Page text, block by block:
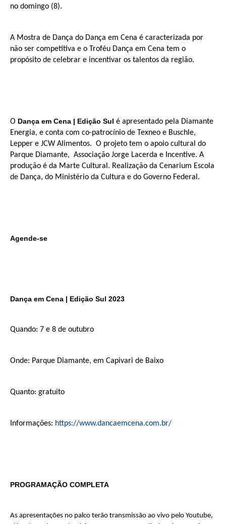
no domingo (8).
A Mostra de Dança do Dança em Cena é caracterizada por
não ser competitiva e o Troféu Dança em Cena tem o
propósito de celebrar e incentivar os talentos da região.
O Dança em Cena | Edição Sul é apresentado pela Diamante
Energia, e conta com co-patrocínio de Texneo e Buschle,
Lepper e JCW Alimentos. O projeto tem o apoio cultural do
Parque Diamante, Associação Jorge Lacerda e Incentive. A
produção é da Marte Cultural. Realização da Cenarium Escola
de Dança, do Ministério da Cultura e do Governo Federal.
Agende-se
Dança em Cena | Edição Sul 2023
Quando: 7 e 8 de outubro
Onde: Parque Diamante, em Capivari de Baixo
Quanto: gratuito
Informações: https://www.dancaemcena.com.br/
PROGRAMAÇÃO COMPLETA
As apresentações no palco terão transmissão ao vivo pelo Youtube,